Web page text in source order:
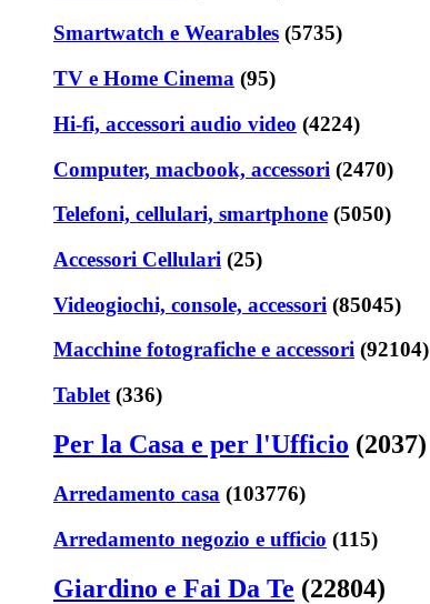
Smartwatch e Wearables (5735)
TV e Home Cinema (95)
Hi-fi, accessori audio video (4224)
Computer, macbook, accessori (2470)
Telefoni, cellulari, smartphone (5050)
Accessori Cellulari (25)
Videogiochi, console, accessori (85045)
Macchine fotografiche e accessori (92104)
Tablet (336)
Per la Casa e per l'Ufficio (2037)
Arredamento casa (103776)
Arredamento negozio e ufficio (115)
Giardino e Fai Da Te (22804)